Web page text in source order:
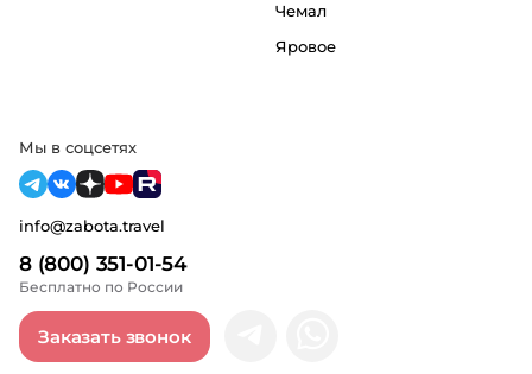
Чемал
Яровое
8 (800) 351-01-54
Бесплатно по России
info@zabota.travel
Заказать звонок
Мы в соцсетях